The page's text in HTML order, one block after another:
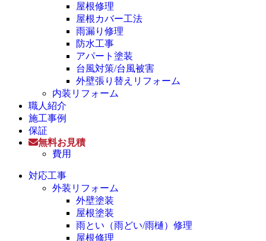
屋根修理
屋根カバー工法
雨漏り修理
防水工事
アパート塗装
台風対策/台風被害
外壁張り替えリフォーム
内装リフォーム
職人紹介
施工事例
保証
無料お見積
費用
対応工事
外装リフォーム
外壁塗装
屋根塗装
雨とい（雨どい/雨樋）修理
屋根修理